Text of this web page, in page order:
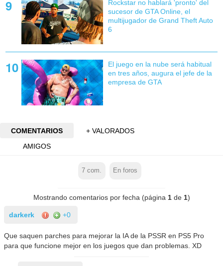
Rockstar no hablará 'pronto' del
sucesor de GTA Online, el
multijugador de Grand Theft Auto
6
El juego en la nube será habitual
en tres años, augura el jefe de la
empresa de GTA
COMENTARIOS
+ VALORADOS
AMIGOS
7 com. En foros
Mostrando comentarios por fecha (página 1de 1)
darkerk +0
Que saquen parches para mejorar la IA de la PSSR en PS5 Pro
para que funcione mejor en los juegos que dan problemas. XD